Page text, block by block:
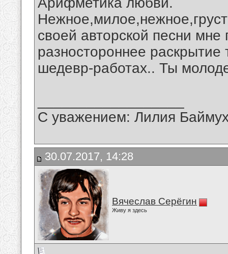
своей авторской песни
разностороннее
шедевр-работах.. Ты
С уважением: Лилия
30.07.2017, 14:28
Вячеслав Серёгин
Живу я здесь